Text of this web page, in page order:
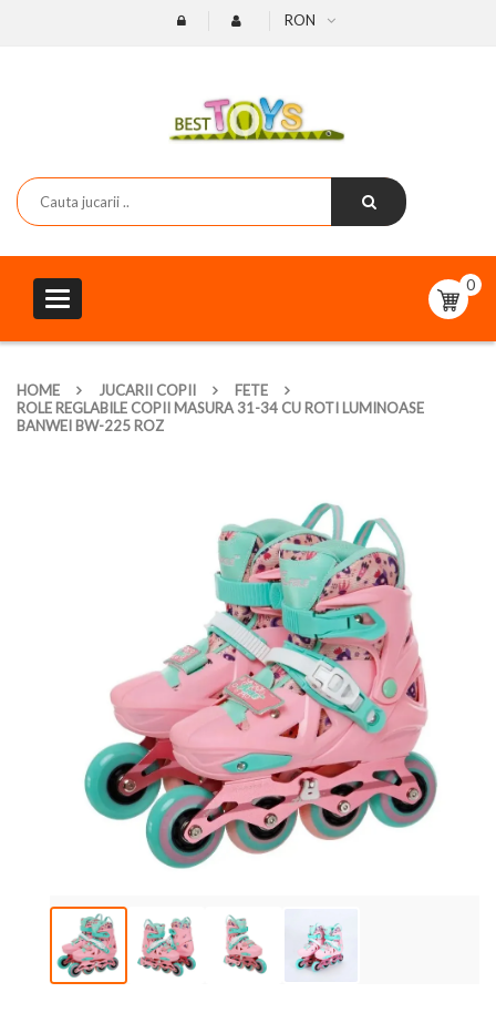
RON
Toggle
navigation
0
HOME JUCARII COPII
FETE
ROLE REGLABILE COPII MASURA 31-34 CU ROTI LUMINOASE
BANWEI BW-225 ROZ